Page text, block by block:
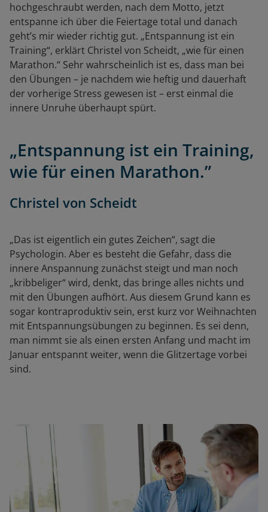
hochgeschraubt werden, nach dem Motto, jetzt
entspanne ich über die Feiertage total und danach
geht’s mir wieder richtig gut. „Entspannung ist ein
Training“, erklärt Christel von Scheidt, „wie für einen
Marathon.“ Sehr wahrscheinlich ist es, dass man bei
den Übungen – je nachdem wie heftig und dauerhaft
der vorherige Stress gewesen ist – erst einmal die
innere Unruhe überhaupt spürt.
„Entspannung ist ein Training,
wie für einen Marathon.”
Christel von Scheidt
„Das ist eigentlich ein gutes Zeichen“, sagt die
Psychologin. Aber es besteht die Gefahr, dass die
innere Anspannung zunächst steigt und man noch
„kribbeliger“ wird, denkt, das bringe alles nichts und
mit den Übungen aufhört. Aus diesem Grund kann es
sogar kontraproduktiv sein, erst kurz vor Weihnachten
mit Entspannungsübungen zu beginnen. Es sei denn,
man nimmt sie als einen ersten Anfang und macht im
Januar entspannt weiter, wenn die Glitzertage vorbei
sind.